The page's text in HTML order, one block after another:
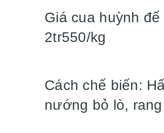
Giá cua huỳnh
2tr550/kg
Cách chế biến:
nướng bỏ lò,